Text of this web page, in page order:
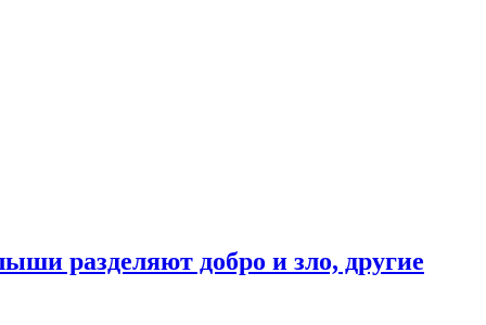
разделяют добро и зло, другие